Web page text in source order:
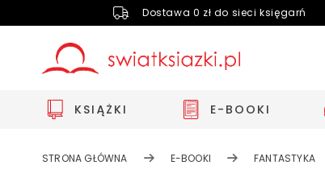
Dostawa 0 zł do sieci księgarń
KSIĄŻKI E-BOOKI
STRONA GŁÓWNA E-BOOKI FANTASTYKA